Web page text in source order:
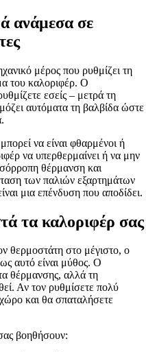
ανάμεσα σε
μέρος που ρυθμίζει τη
του καλοριφέρ. Ο
εσείς – μετρά τη
αυτόματα τη βαλβίδα ώστε
να είναι φθαρμένοι ή
να υπερθερμαίνει ή να μην
θέρμανση και
των παλιών εξαρτημάτων
μια επένδυση που αποδίδει.
τα καλοριφέρ σας
θερμοστάτη στο μέγιστο, ο
αυτό είναι μύθος. Ο
θέρμανσης, αλλά τη
Αν τον ρυθμίσετε πολύ
και θα σπαταλήσετε
βοηθήσουν: